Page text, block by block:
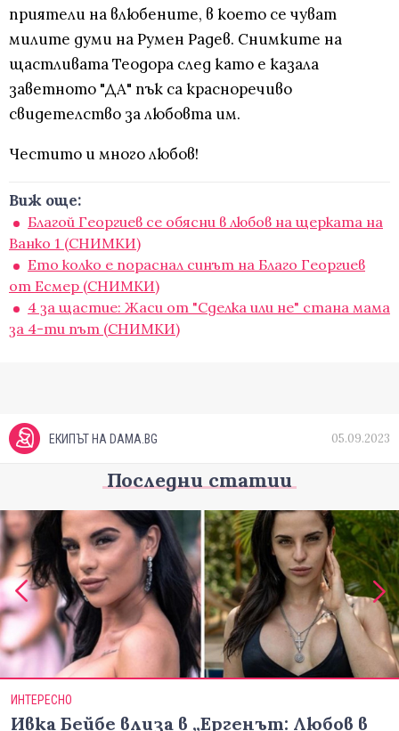
приятели на влюбените, в което се чуват
милите думи на Румен Радев. Снимките на
щастливата Теодора след като е казала
заветното "ДА" пък са красноречиво
свидетелство за любовта им.
Честито и много любов!
Виж още:
Благой Георгиев се обясни в любов на щерката на
Ванко 1 (СНИМКИ)
Ето колко е пораснал синът на Благо Георгиев
от Есмер (СНИМКИ)
4 за щастие: Жаси от "Сделка или не" стана мама
за 4-ти път (СНИМКИ)
ЕКИПЪТ НА DAMA.BG 05.09.2023
Последни статии
ИНТЕРЕСНО
Ивка Бейбе влиза в „Ергенът: Любов в